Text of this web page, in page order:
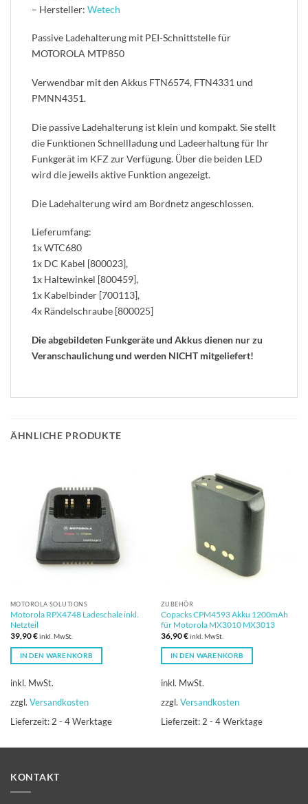
– Hersteller: Wetech
Passive Ladehalterung mit PEI-Schnittstelle für
MOTOROLA MTP850
Verwendbar mit den Akkus FTN6574, FTN4331 und
PMNN4351.
Die passive Ladehalterung ist klein und kompakt. Sie stellt
die Funktionen Schnellladung und Ladeerhaltung für Ihr
Funkgerät im KFZ zur Verfügung. Über die beiden LED
wird die jeweils aktive Funktion angezeigt.
Die Ladehalterung wird am Bordnetz angeschlossen.
Lieferumfang:
1x WTC680
1x DC Kabel [800023],
1x Haltewinkel [800459],
1x Kabelbinder [700113],
4x Rändelschraube [800025]
Die abgebildeten Funkgeräte und Akkus dienen nur zu
Veranschaulichung und werden NICHT mitgeliefert!
ÄHNLICHE PRODUKTE
MOTOROLA SOLUTIONS
Motorola RPX4748 Ladeschale inkl.
Netzteil
39,90€inkl. MwSt.
IN DEN WARENKORB
inkl. MwSt.
zzgl. Versandkosten
Lieferzeit:2 - 4 Werktage
ZUBEHÖR
Copacks CPM4593 Akku 1200mAh
für Motorola MX3010 MX3013
36,90€inkl. MwSt.
IN DEN WARENKORB
inkl. MwSt.
zzgl. Versandkosten
Lieferzeit:2 - 4 Werktage
KONTAKT